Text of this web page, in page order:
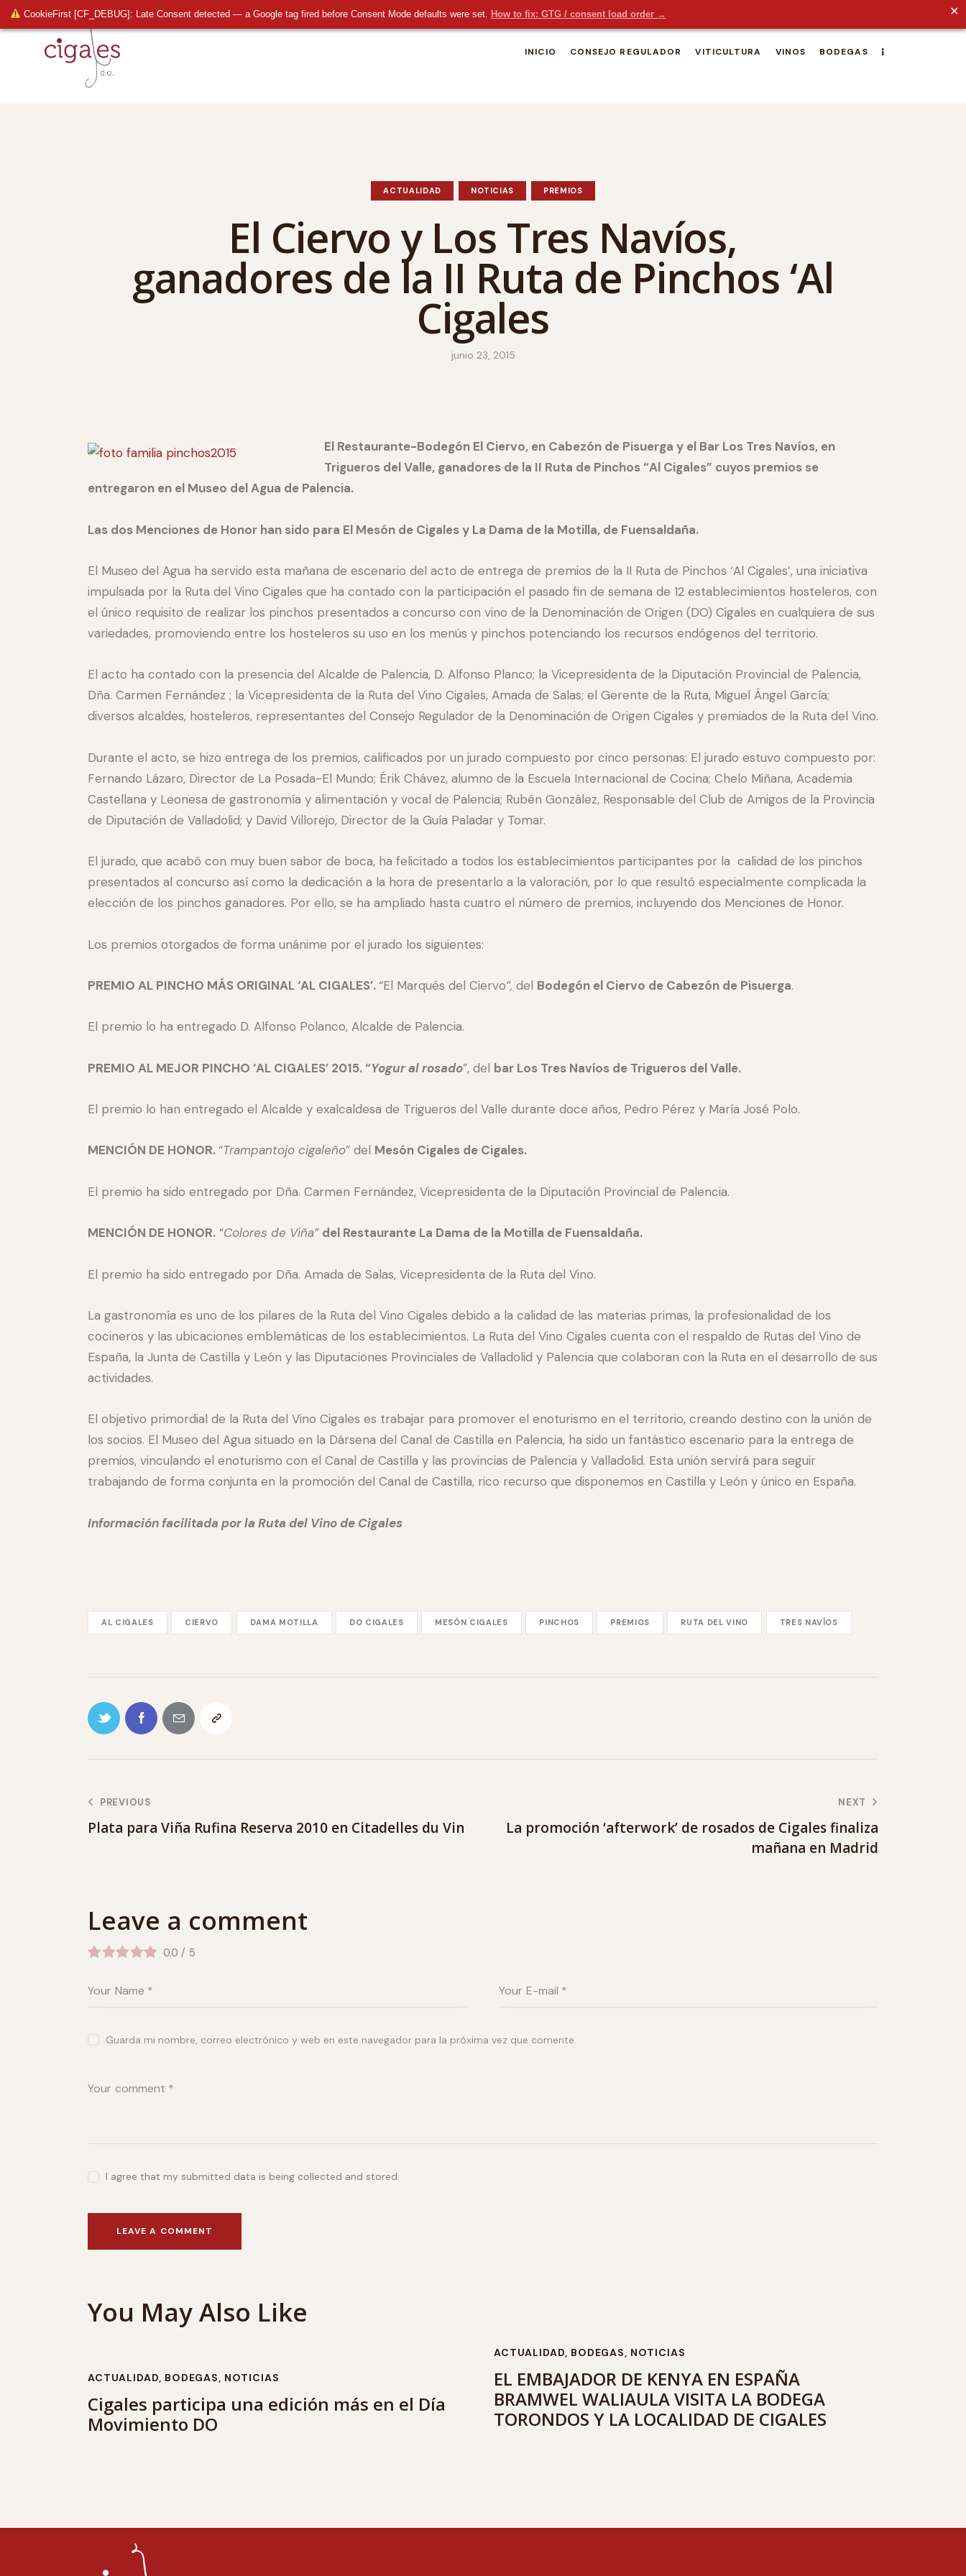
CookieFirst [CF_DEBUG]: Late Consent detected — a Google tag fired before Consent Mode defaults were set. How to fix: GTG / consent load order → ✕
INICIO CONSEJO REGULADOR VITICULTURA VINOS BODEGAS
ACTUALIDAD NOTICIAS PREMIOS
El Ciervo y Los Tres Navíos,
ganadores de la II Ruta de Pinchos ‘Al
Cigales
junio 23, 2015
El Restaurante-Bodegón El Ciervo, en Cabezón de Pisuerga y el Bar Los Tres Navíos, en
Trigueros del Valle, ganadores de la II Ruta de Pinchos “Al Cigales” cuyos premios se
entregaron en el Museo del Agua de Palencia.
Las dos Menciones de Honor han sido para El Mesón de Cigales y La Dama de la Motilla, de Fuensaldaña.
El Museo del Agua ha servido esta mañana de escenario del acto de entrega de premios de la II Ruta de Pinchos ‘Al Cigales’, una iniciativa
impulsada por la Ruta del Vino Cigales que ha contado con la participación el pasado fin de semana de 12 establecimientos hosteleros, con
el único requisito de realizar los pinchos presentados a concurso con vino de la Denominación de Origen (DO) Cigales en cualquiera de sus
variedades, promoviendo entre los hosteleros su uso en los menús y pinchos potenciando los recursos endógenos del territorio.
El acto ha contado con la presencia del Alcalde de Palencia, D. Alfonso Planco; la Vicepresidenta de la Diputación Provincial de Palencia,
Dña. Carmen Fernández ; la Vicepresidenta de la Ruta del Vino Cigales, Amada de Salas; el Gerente de la Ruta, Miguel Ángel García;
diversos alcaldes, hosteleros, representantes del Consejo Regulador de la Denominación de Origen Cigales y premiados de la Ruta del Vino.
Durante el acto, se hizo entrega de los premios, calificados por un jurado compuesto por cinco personas: El jurado estuvo compuesto por:
Fernando Lázaro, Director de La Posada-El Mundo; Érik Chávez, alumno de la Escuela Internacional de Cocina; Chelo Miñana, Academia
Castellana y Leonesa de gastronomía y alimentación y vocal de Palencia; Rubén González, Responsable del Club de Amigos de la Provincia
de Diputación de Valladolid; y David Villorejo, Director de la Guía Paladar y Tomar.
El jurado, que acabó con muy buen sabor de boca, ha felicitado a todos los establecimientos participantes por la calidad de los pinchos
presentados al concurso así como la dedicación a la hora de presentarlo a la valoración, por lo que resultó especialmente complicada la
elección de los pinchos ganadores. Por ello, se ha ampliado hasta cuatro el número de premios, incluyendo dos Menciones de Honor.
Los premios otorgados de forma unánime por el jurado los siguientes:
PREMIO AL PINCHO MÁS ORIGINAL ‘AL CIGALES’.“El Marqués del Ciervo”, del Bodegón el Ciervo de Cabezón de Pisuerga.
El premio lo ha entregado D. Alfonso Polanco, Alcalde de Palencia.
PREMIO AL MEJOR PINCHO ‘AL CIGALES’ 2015. “Yogur al rosado”, del bar Los Tres Navíos de Trigueros del Valle.
El premio lo han entregado el Alcalde y exalcaldesa de Trigueros del Valle durante doce años, Pedro Pérez y María José Polo.
MENCIÓN DE HONOR.“Trampantojo cigaleño” del Mesón Cigales de Cigales.
El premio ha sido entregado por Dña. Carmen Fernández, Vicepresidenta de la Diputación Provincial de Palencia.
MENCIÓN DE HONOR. “Colores de Viña” del Restaurante La Dama de la Motilla de Fuensaldaña.
El premio ha sido entregado por Dña. Amada de Salas, Vicepresidenta de la Ruta del Vino.
La gastronomía es uno de los pilares de la Ruta del Vino Cigales debido a la calidad de las materias primas, la profesionalidad de los
cocineros y las ubicaciones emblemáticas de los establecimientos. La Ruta del Vino Cigales cuenta con el respaldo de Rutas del Vino de
España, la Junta de Castilla y León y las Diputaciones Provinciales de Valladolid y Palencia que colaboran con la Ruta en el desarrollo de sus
actividades.
El objetivo primordial de la Ruta del Vino Cigales es trabajar para promover el enoturismo en el territorio, creando destino con la unión de
los socios. El Museo del Agua situado en la Dársena del Canal de Castilla en Palencia, ha sido un fantástico escenario para la entrega de
premios, vinculando el enoturismo con el Canal de Castilla y las provincias de Palencia y Valladolid. Esta unión servirá para seguir
trabajando de forma conjunta en la promoción del Canal de Castilla, rico recurso que disponemos en Castilla y León y único en España.
Información facilitada por la Ruta del Vino de Cigales
AL CIGALES CIERVO DAMA MOTILLA DO CIGALES MESÓN CIGALES PINCHOS PREMIOS RUTA DEL VINO TRES NAVÍOS
PREVIOUS
Plata para Viña Rufina Reserva 2010 en Citadelles du Vin
NEXT
La promoción ‘afterwork’ de rosados de Cigales finaliza
mañana en Madrid
Leave a comment
0.0 / 5
Guarda mi nombre, correo electrónico y web en este navegador para la próxima vez que comente.
I agree that my submitted data is being collected and stored.
You May Also Like
ACTUALIDAD, BODEGAS, NOTICIAS
Cigales participa una edición más en el Día
Movimiento DO
ACTUALIDAD, BODEGAS, NOTICIAS
EL EMBAJADOR DE KENYA EN ESPAÑA
BRAMWEL WALIAULA VISITA LA BODEGA
TORONDOS Y LA LOCALIDAD DE CIGALES